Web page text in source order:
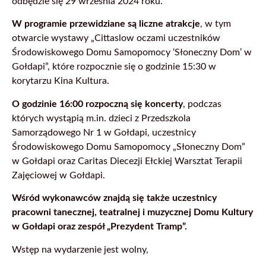
W programie przewidziane są liczne atrakcje, w tym
otwarcie wystawy „Cittaslow oczami uczestników
Środowiskowego Domu Samopomocy ‘Słoneczny Dom’ w
Gołdapi”, które rozpocznie się o godzinie 15:30 w
korytarzu Kina Kultura.
O godzinie 16:00 rozpoczną się koncerty, podczas
których wystąpią m.in. dzieci z Przedszkola
Samorządowego Nr 1 w Gołdapi, uczestnicy
Środowiskowego Domu Samopomocy „Słoneczny Dom”
w Gołdapi oraz Caritas Diecezji Ełckiej Warsztat Terapii
Zajęciowej w Gołdapi.
Wśród wykonawców znajdą się także uczestnicy
pracowni tanecznej, teatralnej i muzycznej Domu Kultury
w Gołdapi oraz zespół „Prezydent Tramp”.
Wstęp na wydarzenie jest wolny,